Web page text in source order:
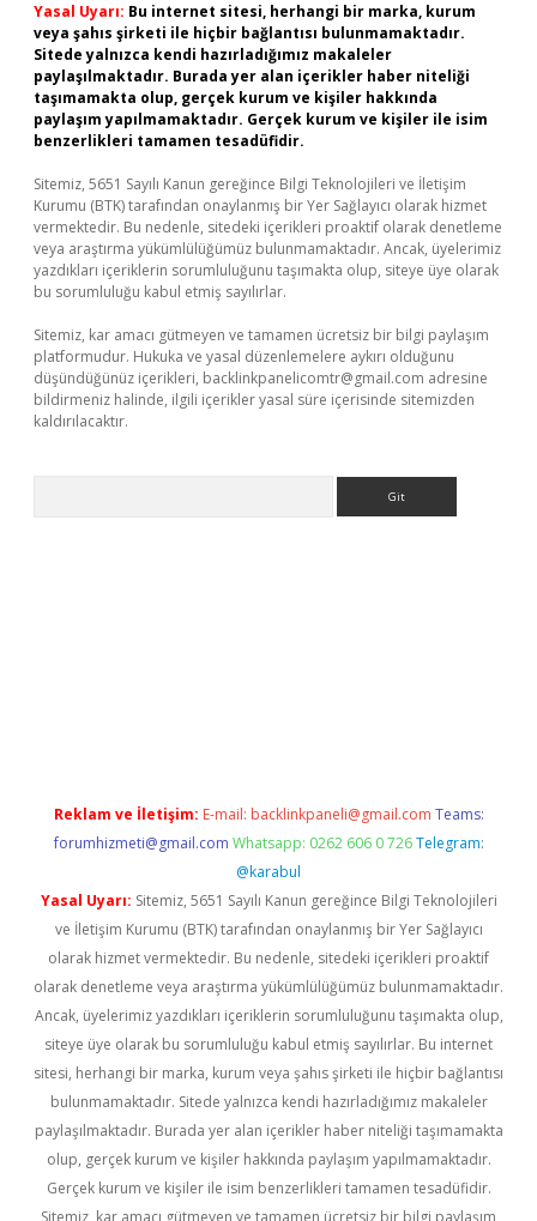
Yasal Uyarı: Bu internet sitesi, herhangi bir marka, kurum
veya şahıs şirketi ile hiçbir bağlantısı bulunmamaktadır.
Sitede yalnızca kendi hazırladığımız makaleler
paylaşılmaktadır. Burada yer alan içerikler haber niteliği
taşımamakta olup, gerçek kurum ve kişiler hakkında
paylaşım yapılmamaktadır. Gerçek kurum ve kişiler ile isim
benzerlikleri tamamen tesadüfidir.
Sitemiz, 5651 Sayılı Kanun gereğince Bilgi Teknolojileri ve İletişim
Kurumu (BTK) tarafından onaylanmış bir Yer Sağlayıcı olarak hizmet
vermektedir. Bu nedenle, sitedeki içerikleri proaktif olarak denetleme
veya araştırma yükümlülüğümüz bulunmamaktadır. Ancak, üyelerimiz
yazdıkları içeriklerin sorumluluğunu taşımakta olup, siteye üye olarak
bu sorumluluğu kabul etmiş sayılırlar.
Sitemiz, kar amacı gütmeyen ve tamamen ücretsiz bir bilgi paylaşım
platformudur. Hukuka ve yasal düzenlemelere aykırı olduğunu
düşündüğünüz içerikleri, backlinkpanelicomtr@gmail.com adresine
bildirmeniz halinde, ilgili içerikler yasal süre içerisinde sitemizden
kaldırılacaktır.
Reklam ve İletişim: E-mail: backlinkpaneli@gmail.com Teams:
forumhizmeti@gmail.com Whatsapp: 0262 606 0 726 Telegram:
@karabul
Yasal Uyarı: Sitemiz, 5651 Sayılı Kanun gereğince Bilgi Teknolojileri
ve İletişim Kurumu (BTK) tarafından onaylanmış bir Yer Sağlayıcı
olarak hizmet vermektedir. Bu nedenle, sitedeki içerikleri proaktif
olarak denetleme veya araştırma yükümlülüğümüz bulunmamaktadır.
Ancak, üyelerimiz yazdıkları içeriklerin sorumluluğunu taşımakta olup,
siteye üye olarak bu sorumluluğu kabul etmiş sayılırlar. Bu internet
sitesi, herhangi bir marka, kurum veya şahıs şirketi ile hiçbir bağlantısı
bulunmamaktadır. Sitede yalnızca kendi hazırladığımız makaleler
paylaşılmaktadır. Burada yer alan içerikler haber niteliği taşımamakta
olup, gerçek kurum ve kişiler hakkında paylaşım yapılmamaktadır.
Gerçek kurum ve kişiler ile isim benzerlikleri tamamen tesadüfidir.
Sitemiz, kar amacı gütmeyen ve tamamen ücretsiz bir bilgi paylaşım